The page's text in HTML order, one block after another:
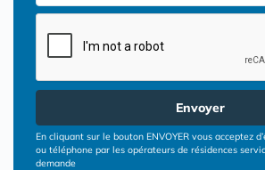
Envoyer
En cliquant sur le bouton ENVOYER vous acceptez
ou téléphone par les opérateurs de résidences
demande